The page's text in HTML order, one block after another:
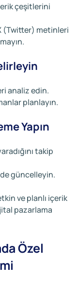
çeşitlerini
(Twitter) metinleri
analiz edin.
planlayın.
Yapın
takip
güncelleyin.
ve planlı içerik
pazarlama
Özel